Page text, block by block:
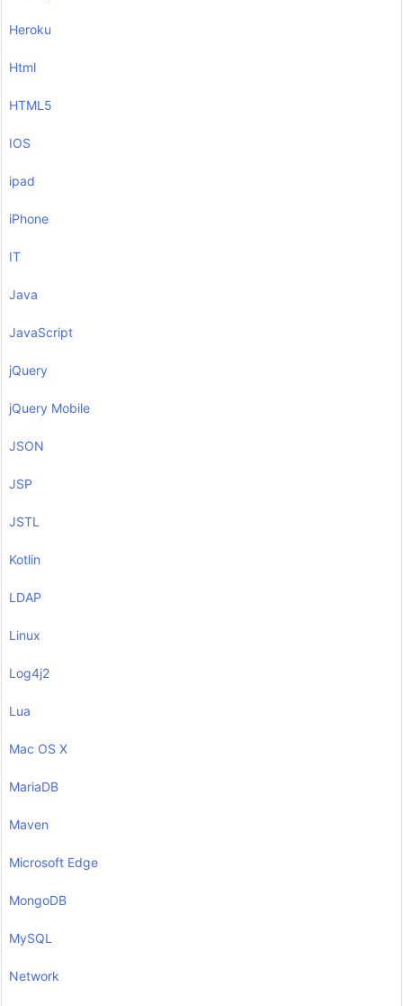
Heroku
Html
HTML5
IOS
ipad
iPhone
IT
Java
JavaScript
jQuery
jQuery Mobile
JSON
JSP
JSTL
Kotlin
LDAP
Linux
Log4j2
Lua
Mac OS X
MariaDB
Maven
Microsoft Edge
MongoDB
MySQL
Network